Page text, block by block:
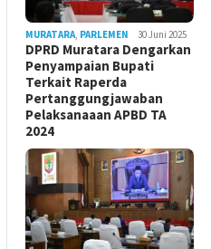
MURATARA PARLEMEN 30 Juni 2025
DPRD Muratara Dengarkan
Penyampaian Bupati
Terkait Raperda
Pertanggungjawaban
Pelaksanaaan APBD TA
2024